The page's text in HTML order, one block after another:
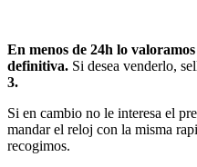
En menos de 24h lo
definitiva. Si desea venderlo,
3.
Si en cambio no le interesa el
mandar el reloj con la misma
recogimos.